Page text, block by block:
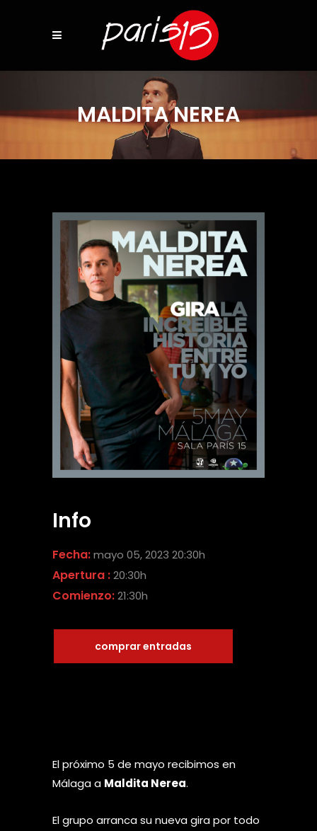
MALDITA NEREA
Info
Fecha:mayo 05, 2023 20:30h
Apertura :20:30h
Comienzo:21:30h
comprar entradas
El próximo 5 de mayo recibimos en
Málaga a Maldita Nerea.
El grupo arranca su nueva gira por todo